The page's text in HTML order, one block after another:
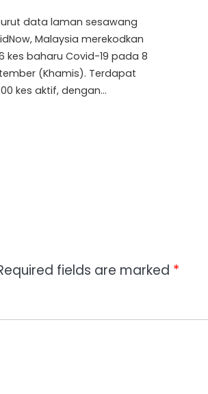
data laman sesawang
Malaysia merekodkan
kes baharu Covid-19 pada 8
(Khamis). Terdapat
kes aktif, dengan…
fields are marked *